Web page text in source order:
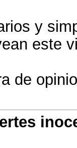
y
este
de